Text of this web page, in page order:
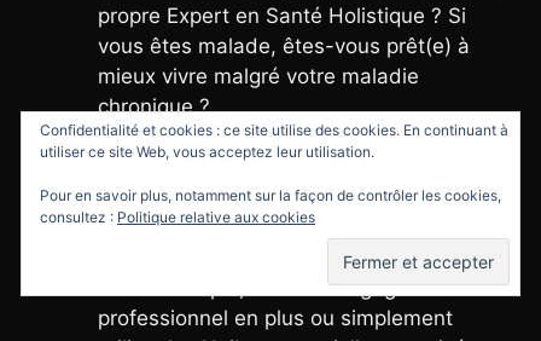
propre Expert en Santé Holistique ? Si
vous êtes malade, êtes-vous prêt(e) à
mieux vivre malgré votre maladie
chronique ?
Le guide des huiles essentielles* : Un
problème ? Une huile essentielle !
L’aromathérapie de A à Z*: Formation
certifiante pour découvrir l’aromathérapie
en profondeur, devenir expert (e) en
aromathérapie, avoir un bagage
professionnel en plus ou simplement
Confidentialité et cookies : ce site utilise des cookies. En continuant à
utiliser ce site Web, vous acceptez leur utilisation.
Pour en savoir plus, notamment sur la façon de contrôler les cookies,
consultez : Politique relative aux cookies